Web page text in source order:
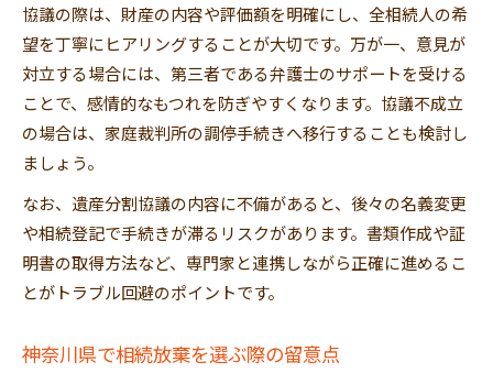
協議の際は、財産の内容や評価額を明確にし、全相続人の希
望を丁寧にヒアリングすることが大切です。万が一、意見が
対立する場合には、第三者である弁護士のサポートを受ける
ことで、感情的なもつれを防ぎやすくなります。協議不成立
の場合は、家庭裁判所の調停手続きへ移行することも検討し
ましょう。
なお、遺産分割協議の内容に不備があると、後々の名義変更
や相続登記で手続きが滞るリスクがあります。書類作成や証
明書の取得方法など、専門家と連携しながら正確に進めるこ
とがトラブル回避のポイントです。
神奈川県で相続放棄を選ぶ際の留意点